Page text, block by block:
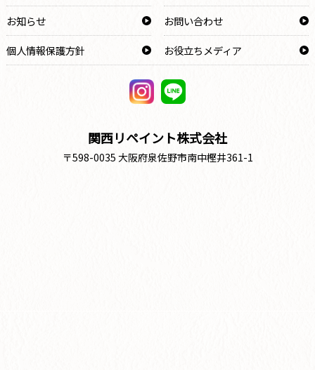
お知らせ
お問い合わせ
個人情報保護方針
お役立ちメディア
関西リペイント株式会社
〒598-0035 大阪府泉佐野市南中樫井361-1